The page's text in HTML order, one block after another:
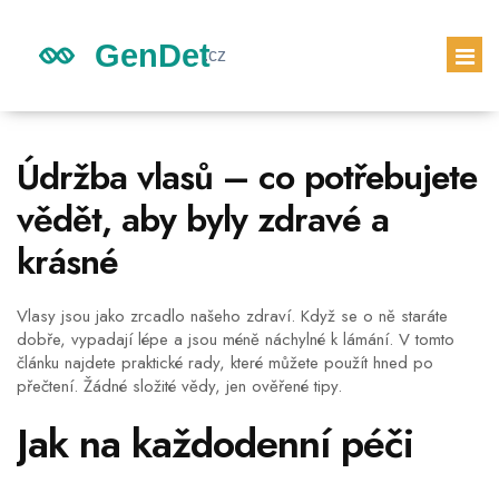
GENETICKÉ DĚDICTVÍ
DĚDICTVÍ DĚTÍ
GENETICKÝ TEST
PRVNÍ TĚHOTENSKÝ TEST
Údržba vlasů – co potřebujete
vědět, aby byly zdravé a
krásné
Vlasy jsou jako zrcadlo našeho zdraví. Když se o ně staráte
dobře, vypadají lépe a jsou méně náchylné k lámání. V tomto
článku najdete praktické rady, které můžete použít hned po
přečtení. Žádné složité vědy, jen ověřené tipy.
Jak na každodenní péči